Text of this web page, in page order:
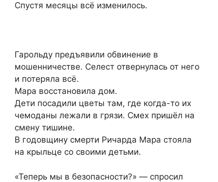
Спустя месяцы всё изменилось.
Гарольду предъявили обвинение в
мошенничестве. Селест отвернулась от него
и потеряла всё.
Мара восстановила дом.
Дети посадили цветы там, где когда-то их
чемоданы лежали в грязи. Смех пришёл на
смену тишине.
В годовщину смерти Ричарда Мара стояла
на крыльце со своими детьми.
«Теперь мы в безопасности?» — спросил